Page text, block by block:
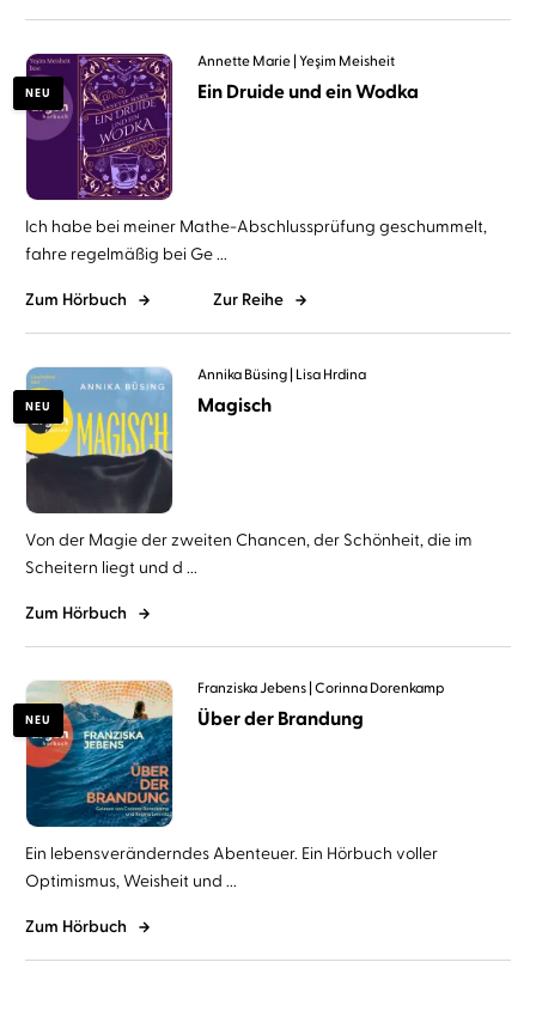
NEU
Annette Marie Yeşim Meisheit
Ein Druide und ein Wodka
Ich habe bei meiner Mathe-Abschlussprüfung geschummelt,
fahre regelmäßig bei Ge ...
Zum Hörbuch Zur Reihe
NEU
Annika Büsing Lisa Hrdina
Magisch
Von der Magie der zweiten Chancen, der Schönheit, die im
Scheitern liegt und d ...
Zum Hörbuch
NEU
Franziska Jebens Corinna Dorenkamp
Über der Brandung
Ein lebensveränderndes Abenteuer. Ein Hörbuch voller
Optimismus, Weisheit und ...
Zum Hörbuch